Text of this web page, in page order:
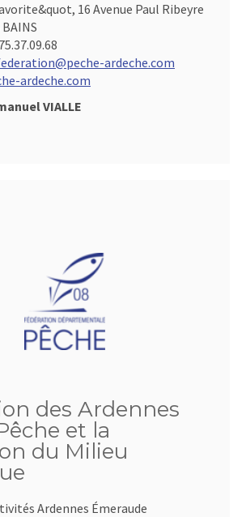
16 Avenue Paul Ribeyre
BAINS
ardeche.com
ardeche.com
VIALLE
des Ardennes
et la
du Milieu
Ardennes Émeraude